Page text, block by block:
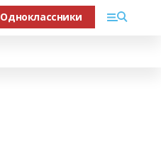
Одноклассники